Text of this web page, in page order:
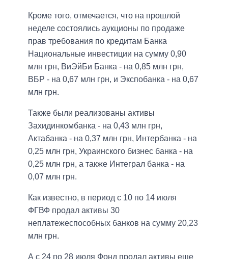
Кроме того, отмечается, что на прошлой
неделе состоялись аукционы по продаже
прав требования по кредитам Банка
Национальные инвестиции на сумму 0,90
млн грн, ВиЭйБи Банка - на 0,85 млн грн,
ВБР - на 0,67 млн грн, и Экспобанка - на 0,67
млн грн.
Также были реализованы активы
Захидинкомбанка - на 0,43 млн грн,
Актабанка - на 0,37 млн грн, Интербанка - на
0,25 млн грн, Украинского бизнес банка - на
0,25 млн грн, а также Интеграл банка - на
0,07 млн грн.
Как известно, в период с 10 по 14 июля
ФГВФ продал активы 30
неплатежеспособных банков на сумму 20,23
млн грн.
А с 24 по 28 июля Фонд продал активы еще